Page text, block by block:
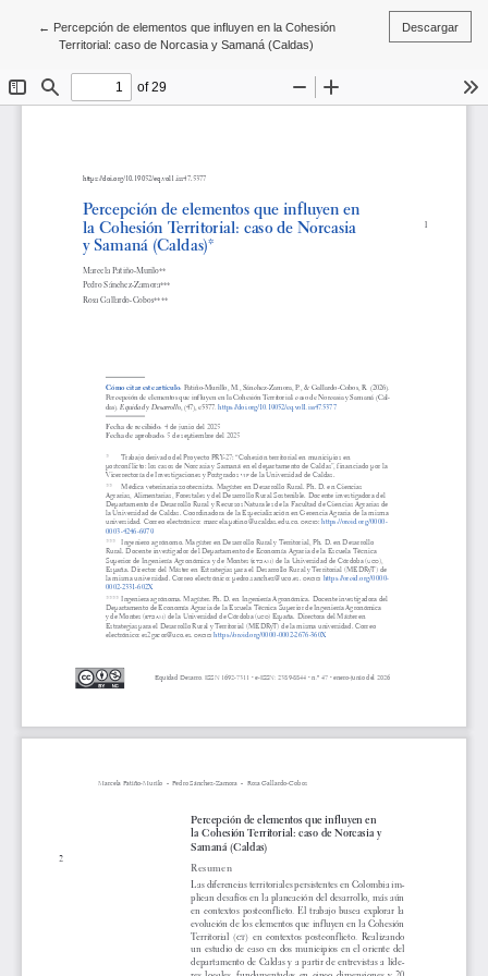
← Volver a los detalles del artículo
Percepción de elementos que influyen en la Cohesión
Territorial: caso de Norcasia y Samaná (Caldas)
Descargar